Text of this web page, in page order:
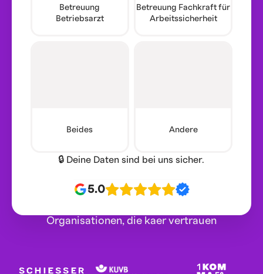
Betreuung
Betriebsarzt
Betreuung Fachkraft für
Arbeitssicherheit
Beides Andere
🔒 Deine Daten sind bei uns sicher.
5.0
Organisationen, die kaer vertrauen